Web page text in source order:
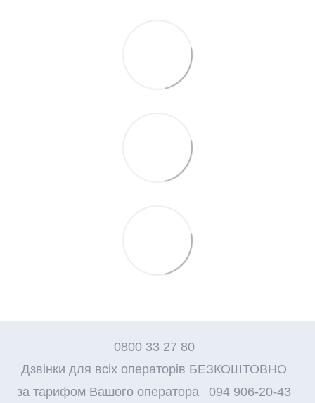
0800 33 27 80
Дзвінки для всіх операторів БЕЗКОШТОВНО
за тарифом Вашого оператора
094 906-20-43